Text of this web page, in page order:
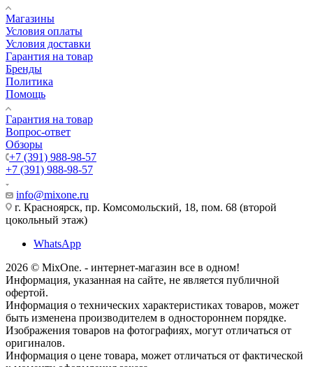
Магазины
Условия оплаты
Условия доставки
Гарантия на товар
Бренды
Политика
Помощь
Гарантия на товар
Вопрос-ответ
Обзоры
+7 (391) 988-98-57
+7 (391) 988-98-57
info@mixone.ru
г. Красноярск, пр. Комсомольский, 18, пом. 68 (второй
цокольный этаж)
WhatsApp
2026 © MixOne. - интернет-магазин все в одном!
Информация, указанная на сайте, не является публичной
офертой.
Информация о технических характеристиках товаров, может
быть изменена производителем в одностороннем порядке.
Изображения товаров на фотографиях, могут отличаться от
оригиналов.
Информация о цене товара, может отличаться от фактической